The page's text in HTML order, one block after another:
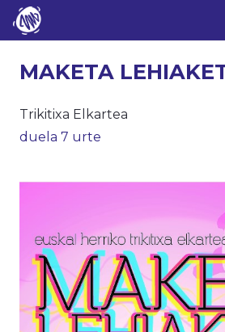
MAKETA
Trikitixa Elkartea
duela 7 urte